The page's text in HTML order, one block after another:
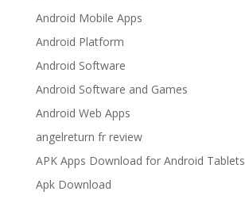
Android Mobile Apps
Android Platform
Android Software
Android Software and Games
Android Web Apps
angelreturn fr review
APK Apps Download for Android Tablets
Apk Download